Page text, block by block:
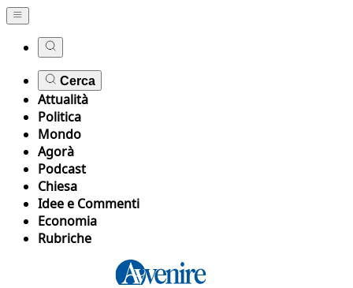
Cerca
Attualità
Politica
Mondo
Agorà
Podcast
Chiesa
Idee e Commenti
Economia
Rubriche